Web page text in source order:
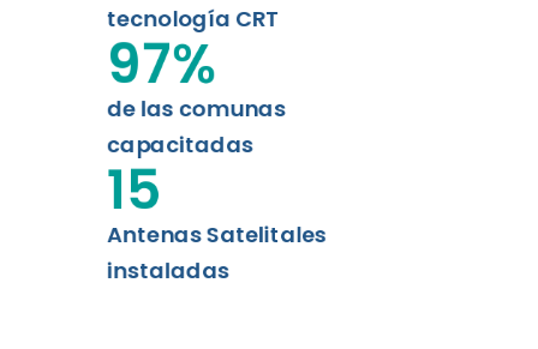
tecnología CRT
de las comunas
capacitadas
97%
Antenas Satelitales
instaladas
15